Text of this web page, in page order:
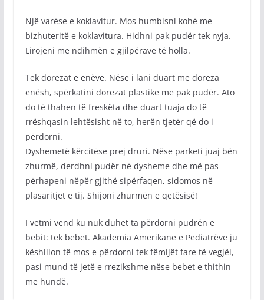
Një varëse e koklavitur. Mos humbisni kohë me
bizhuteritë e koklavitura. Hidhni pak pudër tek nyja.
Lirojeni me ndihmën e gjilpërave të holla.
Tek dorezat e enëve. Nëse i lani duart me doreza
enësh, spërkatini dorezat plastike me pak pudër. Ato
do të thahen të freskëta dhe duart tuaja do të
rrëshqasin lehtësisht në to, herën tjetër që do i
përdorni.
Dyshemetë kërcitëse prej druri. Nëse parketi juaj bën
zhurmë, derdhni pudër në dysheme dhe më pas
përhapeni nëpër gjithë sipërfaqen, sidomos në
plasaritjet e tij. Shijoni zhurmën e qetësisë!
I vetmi vend ku nuk duhet ta përdorni pudrën e
bebit: tek bebet. Akademia Amerikane e Pediatrëve ju
këshillon të mos e përdorni tek fëmijët fare të vegjël,
pasi mund të jetë e rrezikshme nëse bebet e thithin
me hundë.